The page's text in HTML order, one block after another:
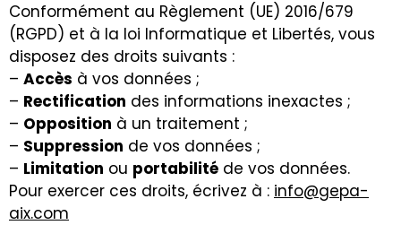
Conformément au Règlement (UE) 2016/679
(RGPD) et à la loi Informatique et Libertés, vous
disposez des droits suivants :
– Accès à vos données ;
– Rectification des informations inexactes ;
– Opposition à un traitement ;
– Suppression de vos données ;
– Limitation ou portabilité de vos données.
Pour exercer ces droits, écrivez à : info@gepa-
aix.com